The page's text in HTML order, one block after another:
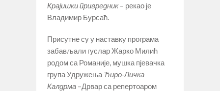
Крајишки привредник– рекао је
Владимир Бурсаћ.
Присутне су у наставку програма
забављали гуслар Жарко Милић
родом са Романије, мушка пјевачка
група Удружења Ћиро-Личка
Калдрма –Дрвар са репертоаром